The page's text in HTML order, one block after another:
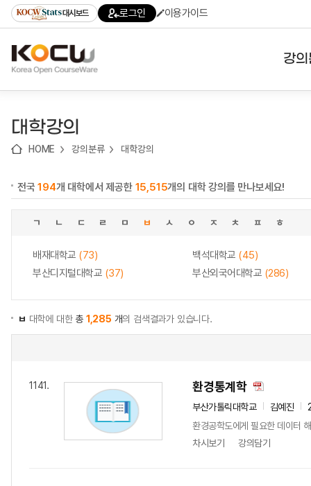
기
기
기
content)
가
대시보드 로그인 이용가이드
강
대학강의
HOME 강의분류 대학강의
전국194개 대학에서 제공한 15,515개의 대학 강의를 만나보세요!
ㄱ ㄴ ㄷ ㄹ ㅁ ㅂ ㅅ ㅇ ㅈ ㅊ ㅍ ㅎ
배재대학교 (73) 백석대학교 (45)
부산디지털대학교 (37) 부산외국어대학교 (286)
ㅂ 대학에 대한총 1,285 개의 검색결과가 있습니다.
1141. 환경통계학
부산가톨릭대학교 김예진
환경공학도에게 필요한 데이터
차시보기
강의담기